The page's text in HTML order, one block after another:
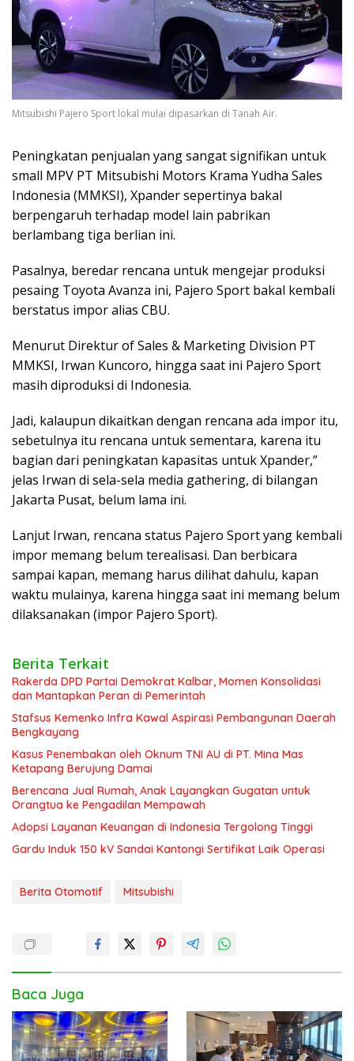
Mitsubishi Pajero Sport lokal mulai dipasarkan di Tanah Air.
Peningkatan penjualan yang sangat signifikan untuk
small MPV PT Mitsubishi Motors Krama Yudha Sales
Indonesia (MMKSI), Xpander sepertinya bakal
berpengaruh terhadap model lain pabrikan
berlambang tiga berlian ini.
Pasalnya, beredar rencana untuk mengejar produksi
pesaing Toyota Avanza ini, Pajero Sport bakal kembali
berstatus impor alias CBU.
Menurut Direktur of Sales & Marketing Division PT
MMKSI, Irwan Kuncoro, hingga saat ini Pajero Sport
masih diproduksi di Indonesia.
Jadi, kalaupun dikaitkan dengan rencana ada impor itu,
sebetulnya itu rencana untuk sementara, karena itu
bagian dari peningkatan kapasitas untuk Xpander,”
jelas Irwan di sela-sela media gathering, di bilangan
Jakarta Pusat, belum lama ini.
Lanjut Irwan, rencana status Pajero Sport yang kembali
impor memang belum terealisasi. Dan berbicara
sampai kapan, memang harus dilihat dahulu, kapan
waktu mulainya, karena hingga saat ini memang belum
dilaksanakan (impor Pajero Sport).
Berita Terkait
Rakerda DPD Partai Demokrat Kalbar, Momen Konsolidasi
dan Mantapkan Peran di Pemerintah
Stafsus Kemenko Infra Kawal Aspirasi Pembangunan Daerah
Bengkayang
Kasus Penembakan oleh Oknum TNI AU di PT. Mina Mas
Ketapang Berujung Damai
Berencana Jual Rumah, Anak Layangkan Gugatan untuk
Orangtua ke Pengadilan Mempawah
Adopsi Layanan Keuangan di Indonesia Tergolong Tinggi
Gardu Induk 150 kV Sandai Kantongi Sertifikat Laik Operasi
Berita Otomotif Mitsubishi
Baca Juga